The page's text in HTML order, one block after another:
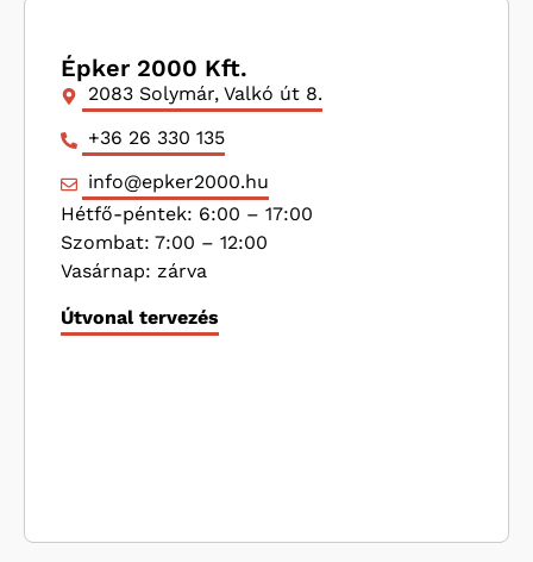
Épker 2000 Kft.
2083 Solymár, Valkó út 8.
+36 26 330 135
info@epker2000.hu
Hétfő-péntek: 6:00 – 17:00
Szombat: 7:00 – 12:00
Vasárnap: zárva
Útvonal tervezés